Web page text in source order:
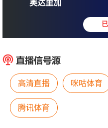
奥达里加
高清直播 咪咕体育
腾讯体育